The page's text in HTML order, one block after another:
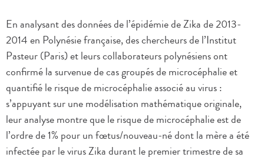
En analysant des données de l’épidémie de Zika de 2013-
2014 en Polynésie française, des chercheurs de l’Institut
Pasteur (Paris) et leurs collaborateurs polynésiens ont
confirmé la survenue de cas groupés de microcéphalie et
quantifié le risque de microcéphalie associé au virus :
s’appuyant sur une modélisation mathématique originale,
leur analyse montre que le risque de microcéphalie est de
l’ordre de 1% pour un fœtus/nouveau-né dont la mère a été
infectée par le virus Zika durant le premier trimestre de sa